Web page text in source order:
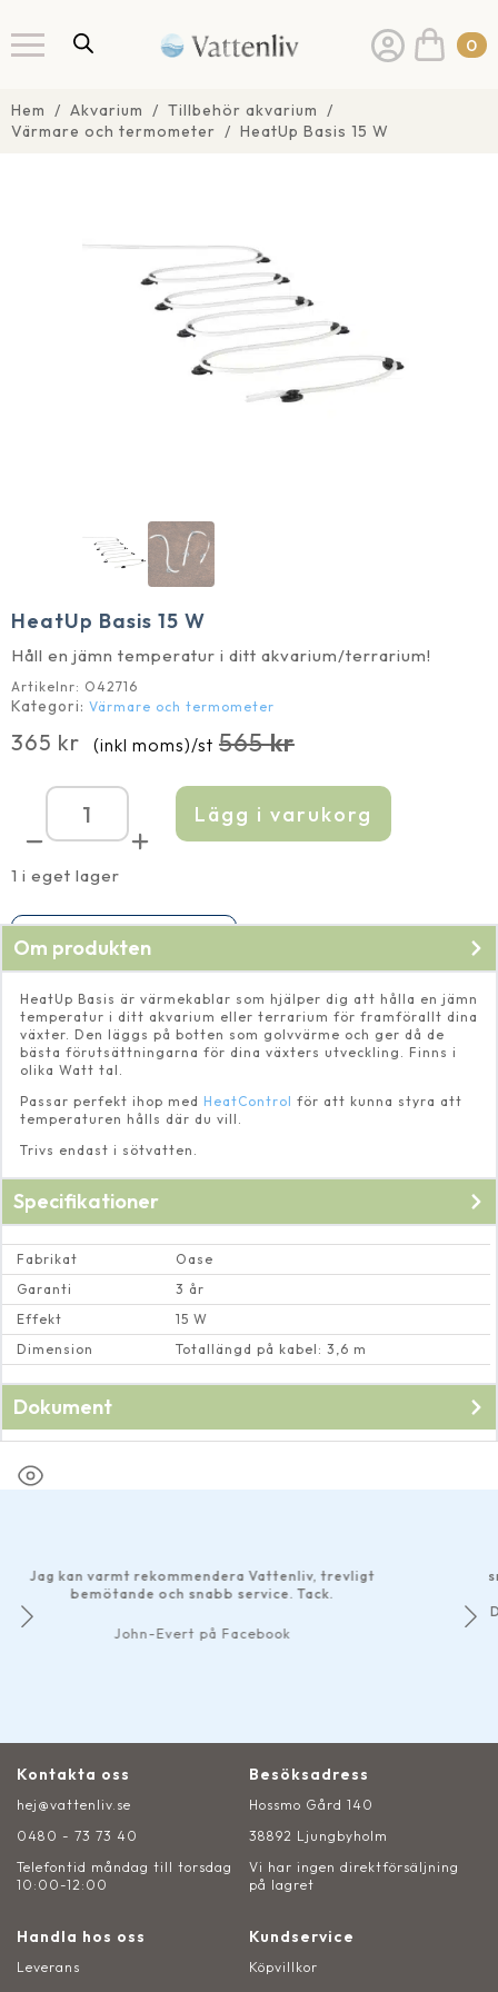
0
Hem Akvarium
Tillbehör akvarium
Värmare och termometer
HeatUp Basis 15 W
HeatUp Basis 15 W
Håll en jämn temperatur i ditt akvarium/terrarium!
Artikelnr: O42716
Kategori: Värmare och termometer
565kr
Det
ursprungliga
var:
365 kr
Det
nuvarande
är:
(inkl moms)/st
1 i eget lager
HeatUp
Basis
W
mängd
Lägg i varukorg
Om produkten
HeatUp Basis är värmekablar som hjälper dig att hålla en jämn
temperatur i ditt akvarium eller terrarium för framförallt dina
växter. Den läggs på botten som golvvärme och ger då de
bästa förutsättningarna för dina växters utveckling. Finns i
olika Watt tal.
Passar perfekt ihop med HeatControl för att kunna styra att
temperaturen hålls där du vill.
Trivs endast i sötvatten.
Specifikationer
Fabrikat
Oase
Garanti
3 år
Effekt
15 W
Dimension
Totallängd på kabel: 3,6 m
Dokument
kan varmt rekommendera Vattenliv, trevligt
bemötande och snabb service. Tack.
John-Evert på Facebook
Det
Kontakta oss
hej@vattenliv.se
0480 - 73 73 40
Telefontid måndag till torsdag
10:00-12:00
Besöksadress
Hossmo Gård 140
38892 Ljungbyholm
Vi har ingen direktförsäljning
på lagret
Handla hos oss
Leverans
Kundservice
Köpvillkor